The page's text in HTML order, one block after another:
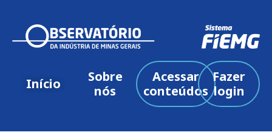
Início
Sobre
nós
Acessar
conteúdos
Fazer
login